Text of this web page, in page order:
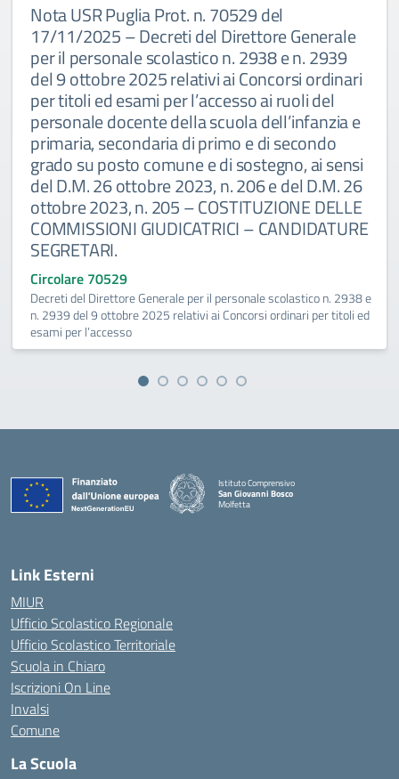
Nota USR Puglia Prot. n. 70529 del
17/11/2025 – Decreti del Direttore Generale
per il personale scolastico n. 2938 e n. 2939
del 9 ottobre 2025 relativi ai Concorsi ordinari
per titoli ed esami per l’accesso ai ruoli del
personale docente della scuola dell’infanzia e
primaria, secondaria di primo e di secondo
grado su posto comune e di sostegno, ai sensi
del D.M. 26 ottobre 2023, n. 206 e del D.M. 26
ottobre 2023, n. 205 – COSTITUZIONE DELLE
COMMISSIONI GIUDICATRICI – CANDIDATURE
SEGRETARI.
Circolare 70529
Decreti del Direttore Generale per il personale scolastico n. 2938 e
n. 2939 del 9 ottobre 2025 relativi ai Concorsi ordinari per titoli ed
esami per l’accesso
Istituto Comprensivo
San Giovanni Bosco
Molfetta
Link Esterni
MIUR
Ufficio Scolastico Regionale
Ufficio Scolastico Territoriale
Scuola in Chiaro
Iscrizioni On Line
Invalsi
Comune
La Scuola